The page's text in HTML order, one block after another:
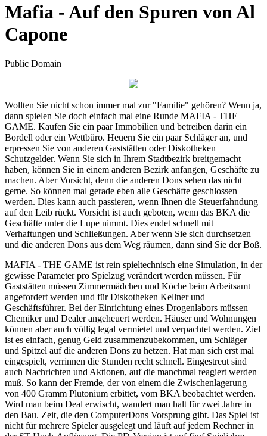
Mafia - Auf den Spuren von Al
Capone
Public Domain
Wollten Sie nicht schon immer mal zur "Familie" gehören? Wenn ja,
dann spielen Sie doch einfach mal eine Runde MAFIA - THE
GAME. Kaufen Sie ein paar Immobilien und betreiben darin ein
Bordell oder ein Wettbüro. Heuern Sie ein paar Schläger an, und
erpressen Sie von anderen Gaststätten oder Diskotheken
Schutzgelder. Wenn Sie sich in Ihrem Stadtbezirk breitgemacht
haben, können Sie in einem anderen Bezirk anfangen, Geschäfte zu
machen. Aber Vorsicht, denn die anderen Dons sehen das nicht
gerne. So können mal gerade eben alle Geschäfte geschlossen
werden. Dies kann auch passieren, wenn Ihnen die Steuerfahndung
auf den Leib rückt. Vorsicht ist auch geboten, wenn das BKA die
Geschäfte unter die Lupe nimmt. Dies endet schnell mit
Verhaftungen und Schließungen. Aber wenn Sie sich durchsetzen
und die anderen Dons aus dem Weg räumen, dann sind Sie der Boß.
MAFIA - THE GAME ist rein spieltechnisch eine Simulation, in der
gewisse Parameter pro Spielzug verändert werden müssen. Für
Gaststätten müssen Zimmermädchen und Köche beim Arbeitsamt
angefordert werden und für Diskotheken Kellner und
Geschäftsführer. Bei der Einrichtung eines Drogenlabors müssen
Chemiker und Dealer angeheuert werden. Häuser und Wohnungen
können aber auch völlig legal vermietet und verpachtet werden. Ziel
ist es einfach, genug Geld zusammenzubekommen, um Schläger
und Spitzel auf die anderen Dons zu hetzen. Hat man sich erst mal
eingespielt, verrinnen die Stunden recht schnell. Eingestreut sind
auch Nachrichten und Aktionen, auf die manchmal reagiert werden
muß. So kann der Fremde, der von einem die Zwischenlagerung
von 400 Gramm Plutonium erbittet, vom BKA beobachtet werden.
Wird man beim Deal erwischt, wandert man halt für zwei Jahre in
den Bau. Zeit, die den ComputerDons Vorsprung gibt. Das Spiel ist
nicht für mehrere Spieler ausgelegt und läuft auf jedem Rechner in